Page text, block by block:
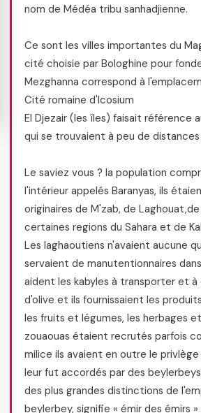
nom de Médéa tribu sanhadjienne.
Ce sont les villes importantes du
cité choisie par Bologhine pour
Mezghanna correspond à
Cité romaine d'Icosium
El Djezair (les îles) faisait référence
qui se trouvaient à peu de distances
Le saviez vous ? la population
l'intérieur appelés Baranyas, ils
originaires de M'zab, de Laghouat,de
certaines regions du Sahara et de
Les laghaoutiens n'avaient aucune
servaient de manutentionnaires
aident les kabyles à transporter et à
d'olive et ils fournissaient les
les fruits et légumes, les herbages
zouaouas étaient recrutés parfois
milice ils avaient en outre le
leur fut accordés par des
des plus grandes distinctions de
beylerbey, signifie « émir des émirs »